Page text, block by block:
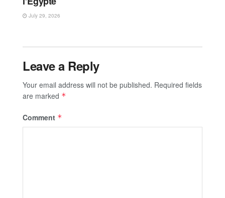
July 29, 2026
Leave a Reply
Your email address will not be published. Required fields
are marked *
Comment *